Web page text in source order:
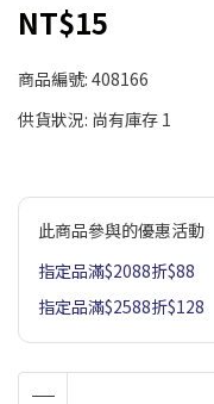
NT$15
商品編號: 408166
供貨狀況: 尚有庫存 1
此商品參與的優惠活動
指定品滿$2088折$88
指定品滿$2588折$128